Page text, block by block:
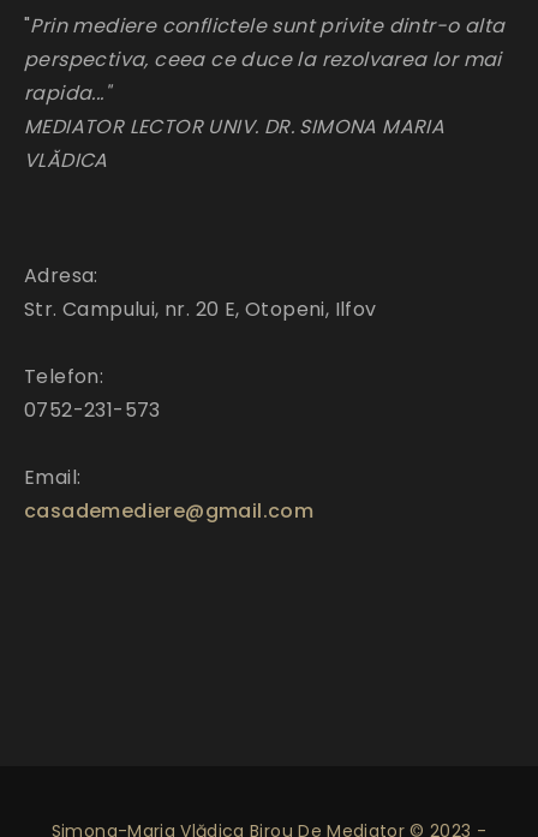
"Prin mediere conflictele sunt privite dintr-o alta
perspectiva, ceea ce duce la rezolvarea lor mai
rapida..."
MEDIATOR LECTOR UNIV. DR. SIMONA MARIA
VLĂDICA
Adresa:
Str. Campului, nr. 20 E, Otopeni, Ilfov
Telefon:
0752-231-573
Email:
casademediere@gmail.com
Simona-Maria Vlădica Birou De Mediator © 2023 -